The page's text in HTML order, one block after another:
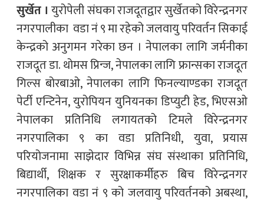
सुर्खेत । युरोपेली संघका राजदूतद्वार सुर्खेतको विरेन्द्रनगर
नगरपालीका वडा नं ९ मा रहेको जलवायु परिवर्तन सिकाई
केन्द्रको अनुगमन गरेका छन । नेपालका लागि जर्मनीका
राजदूत डा. थोमस प्रिन्ज, नेपालका लागि फ्रान्सका राजदूत
गिल्स बोरबाओ, नेपालका लागि फिनल्याण्डका राजदूत
पेर्टी एन्टिनेन, युरोपियन युनियनका डिप्युटी हेड, भिएसओ
नेपालका प्रतिनिधि लगायतको टिमले विरेन्द्रनगर
नगरपालिका ९ का वडा प्रतिनिधी, युवा, प्रयास
परियोजनामा साझेदार विभिन्न संघ संस्थाका प्रतिनिधि,
बिद्यार्थी, शिक्षक र सुरक्षाकर्मीहरु बिच विरेन्द्रनगर
नगरपालिका वडा नं ९ को जलवायु परिवर्तनको अबस्था,